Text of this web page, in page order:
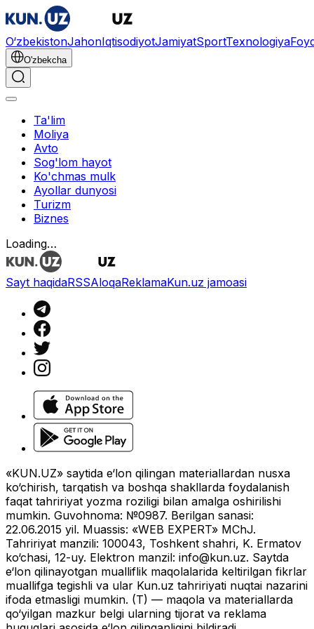
O‘zbekistonJahonIqtisodiyotJamiyatSportTexnologiya
O'zbekcha
Ta'lim
Moliya
Avto
Sog'lom hayot
Ko'chmas mulk
Ayollar dunyosi
Turizm
Biznes
Loading…
Sayt haqidaRSSAloqaReklamaKun.uz jamoasi
«KUN.UZ» saytida e‘lon qilingan materiallardan nusxa
ko‘chirish, tarqatish va boshqa shakllarda foydalanish
faqat tahririyat yozma roziligi bilan amalga oshirilishi
mumkin. Guvohnoma: №0987. Berilgan sanasi:
22.06.2015 yil. Muassis: «WEB EXPERT» MChJ.
Tahririyat manzili: 100043, Toshkent shahri, K. Ermatov
ko‘chasi, 12-uy. Elektron manzil: info@kun.uz. Saytda
e‘lon qilinayotgan mualliflik maqolalarida keltirilgan fikrlar
muallifga tegishli va ular Kun.uz tahririyati nuqtai nazarini
ifoda etmasligi mumkin. (T) — maqola va materiallarda
qo‘yilgan mazkur belgi ularning tijorat va reklama